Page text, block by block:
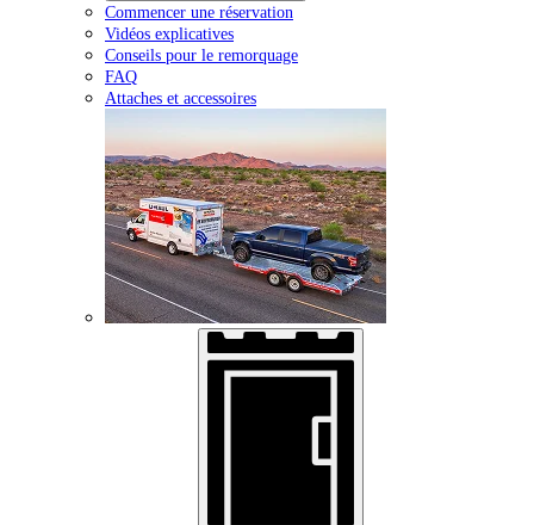
Commencer une réservation
Vidéos explicatives
Conseils pour le remorquage
FAQ
Attaches et accessoires